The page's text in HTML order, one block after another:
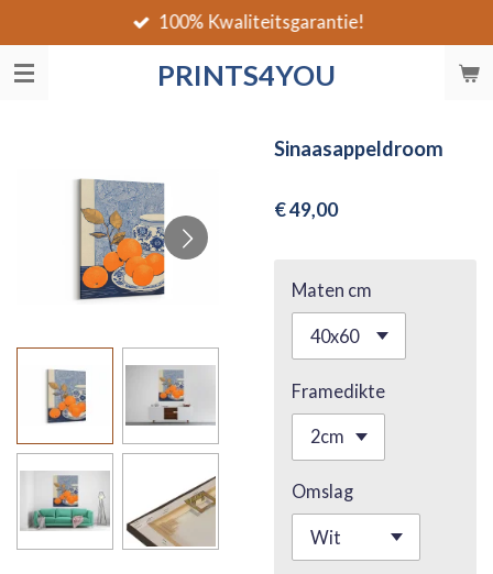
direct
naar
PRINTS4YOU
100% Kwaliteitsgarantie!
Sinaasappeldroom
€ 49,00
Maten cm
Framedikte
Omslag